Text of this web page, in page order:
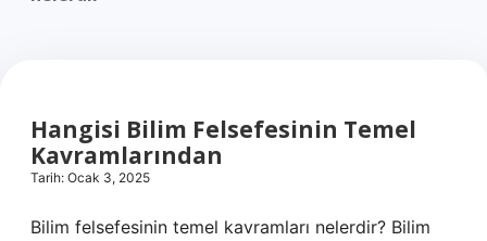
Hangisi Bilim Felsefesinin Temel
Kavramlarından
Tarih: Ocak 3, 2025
Bilim felsefesinin temel kavramları nelerdir? Bilim